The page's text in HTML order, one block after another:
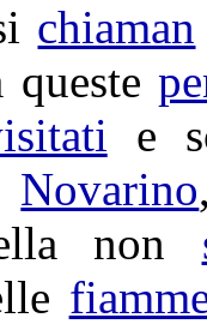
chiaman
queste
e
Novarino
non